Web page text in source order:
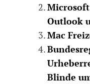
Outlook
Mac
Blinde